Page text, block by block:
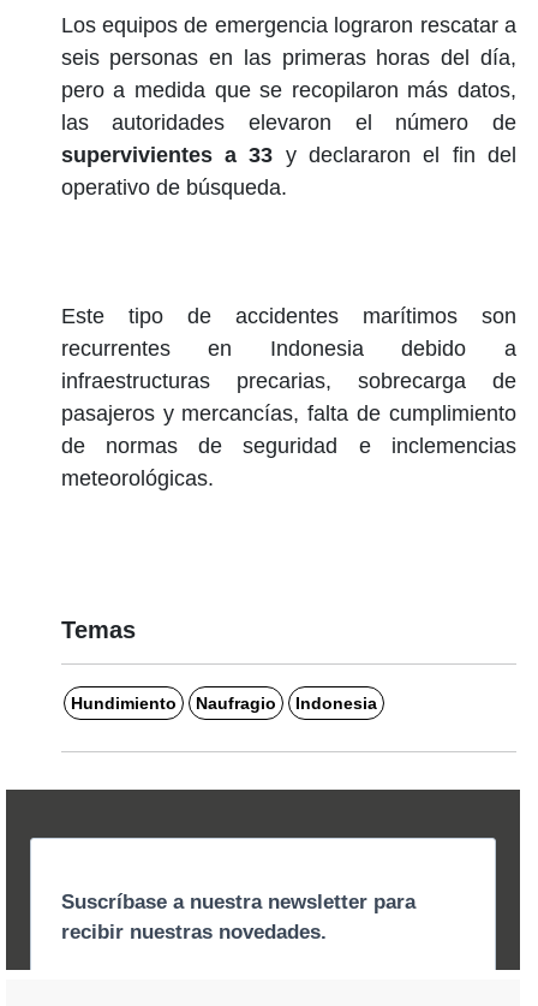
Los equipos de emergencia lograron rescatar a
seis personas en las primeras horas del día,
pero a medida que se recopilaron más datos,
las autoridades elevaron el número de
supervivientes a 33 y declararon el fin del
operativo de búsqueda.
Este tipo de accidentes marítimos son
recurrentes en Indonesia debido a
infraestructuras precarias, sobrecarga de
pasajeros y mercancías, falta de cumplimiento
de normas de seguridad e inclemencias
meteorológicas.
Temas
Hundimiento Naufragio Indonesia